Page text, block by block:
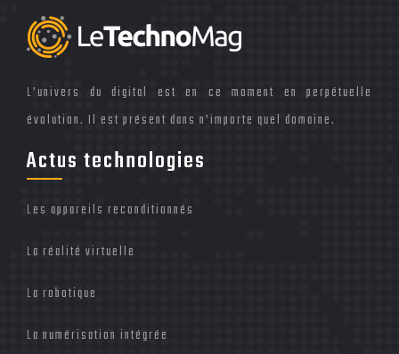
L’univers du digital est en ce moment en perpétuelle
évolution. Il est présent dans n’importe quel domaine.
Actus technologies
Les appareils reconditionnés
La réalité virtuelle
La robotique
La numérisation intégrée